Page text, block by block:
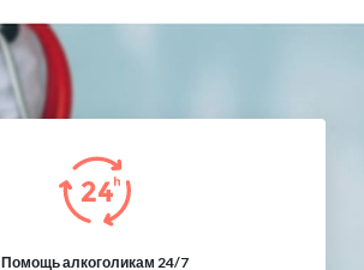
Помощь алкоголикам 24/7